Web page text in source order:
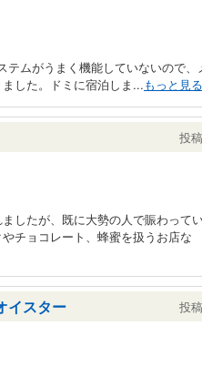
ムがうまく機能していないので
した。ドミに宿泊しま...もっと見る
投
したが、既に大勢の人で賑わって
チョコレート、蜂蜜を扱うお店な
イスター 投